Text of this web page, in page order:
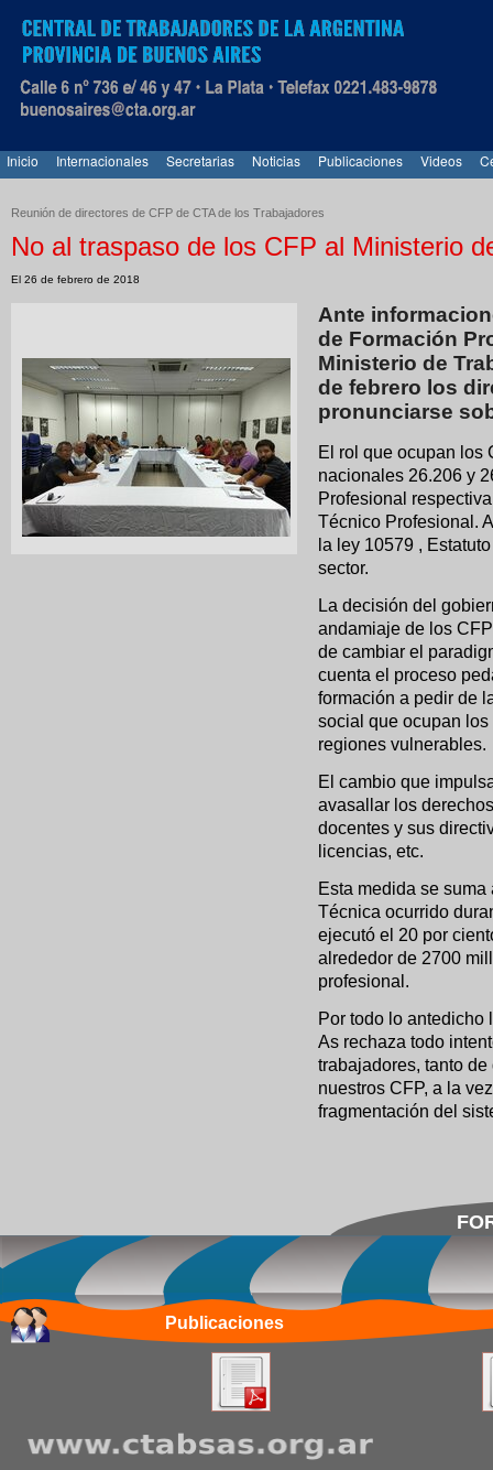
Inicio Internacionales Secretarias Noticias Publicaciones Videos
Reunión de directores de CFP de CTA de los Trabajadores
No al traspaso de los CFP al Ministerio
El 26 de febrero de 2018
Ante
de Formación
Ministerio de
de febrero los
pronunciarse
El rol que ocupan los
nacionales 26.206 y
Profesional
Técnico Profesional.
la ley 10579 ,
sector.
La decisión del
andamiaje de los
de cambiar el
cuenta el proceso
formación a pedir de
social que ocupan
regiones vulnerables.
El cambio que
avasallar los
docentes y sus
licencias, etc.
Esta medida se
Técnica ocurrido
ejecutó el 20 por
alrededor de 2700
profesional.
Por todo lo antedicho
As rechaza todo
trabajadores, tanto
nuestros CFP, a la
fragmentación del
Publicaciones